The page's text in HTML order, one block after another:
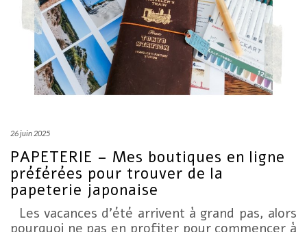
26 juin 2025
PAPETERIE – Mes boutiques en ligne
préférées pour trouver de la
papeterie japonaise
Les vacances d’été arrivent à grand pas, alors